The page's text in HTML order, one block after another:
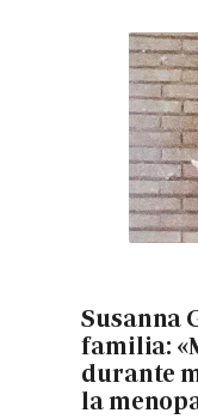
Susanna
familia:
durante
la